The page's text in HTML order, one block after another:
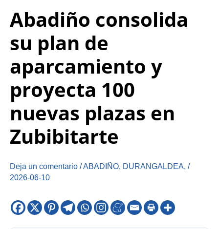
Abadiño consolida
su plan de
aparcamiento y
proyecta 100
nuevas plazas en
Zubibitarte
Deja un comentario /ABADIÑO, DURANGALDEA, /
2026-06-10